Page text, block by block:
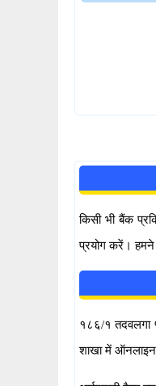
किसी भी बैंक
प्रयोग करें। हमने
१८६/१ तदवलगा
शाखा में ऑनलाइन